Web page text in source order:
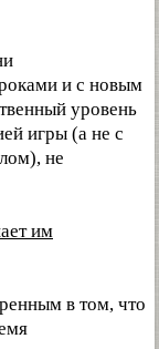
и с новым
уровень
игры (а не с
не
им
в том, что